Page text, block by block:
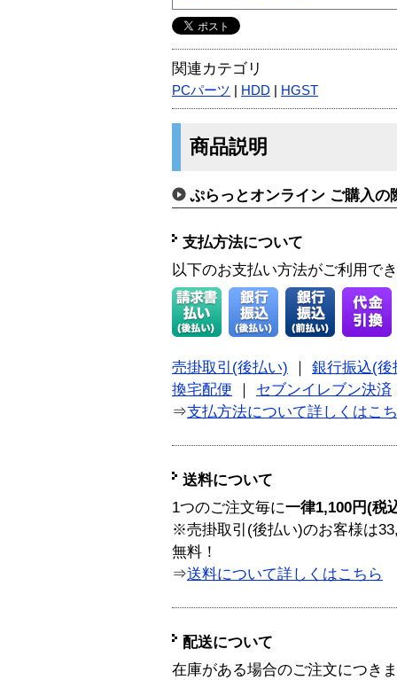
関連カテゴリ
PCパーツ HDD HGST
商品説明
ぷらっとオンライン ご購入の
支払方法について
以下のお支払い方法がご利用で
売掛取引(後払い)
銀行振込(後
換宅配便
セブンイレブン決済
⇒支払方法について詳しくはこ
送料について
1つのご注文毎に一律1,100円(税
※売掛取引(後払い)のお客様は
無料！
⇒送料について詳しくはこちら
配送について
在庫がある場合のご注文につき